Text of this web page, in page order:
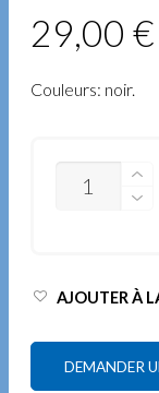
29,00€
Couleurs: noir.
QUANTITÉ
AJOUTER À
DEMANDER